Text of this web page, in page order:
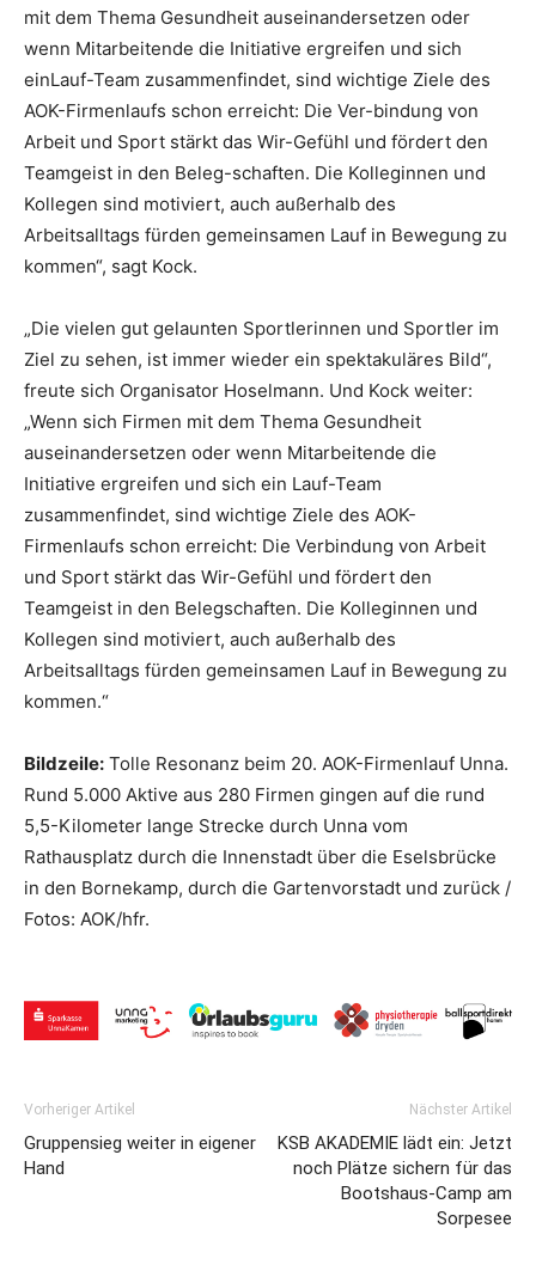
mit dem Thema Gesundheit auseinandersetzen oder
wenn Mitarbeitende die Initiative ergreifen und sich
einLauf-Team zusammenfindet, sind wichtige Ziele des
AOK-Firmenlaufs schon erreicht: Die Ver-bindung von
Arbeit und Sport stärkt das Wir-Gefühl und fördert den
Teamgeist in den Beleg-schaften. Die Kolleginnen und
Kollegen sind motiviert, auch außerhalb des
Arbeitsalltags fürden gemeinsamen Lauf in Bewegung zu
kommen“, sagt Kock.
„Die vielen gut gelaunten Sportlerinnen und Sportler im
Ziel zu sehen, ist immer wieder ein spektakuläres Bild“,
freute sich Organisator Hoselmann. Und Kock weiter:
„Wenn sich Firmen mit dem Thema Gesundheit
auseinandersetzen oder wenn Mitarbeitende die
Initiative ergreifen und sich ein Lauf-Team
zusammenfindet, sind wichtige Ziele des AOK-
Firmenlaufs schon erreicht: Die Verbindung von Arbeit
und Sport stärkt das Wir-Gefühl und fördert den
Teamgeist in den Belegschaften. Die Kolleginnen und
Kollegen sind motiviert, auch außerhalb des
Arbeitsalltags fürden gemeinsamen Lauf in Bewegung zu
kommen.“
Bildzeile: Tolle Resonanz beim 20. AOK-Firmenlauf Unna.
Rund 5.000 Aktive aus 280 Firmen gingen auf die rund
5,5-Kilometer lange Strecke durch Unna vom
Rathausplatz durch die Innenstadt über die Eselsbrücke
in den Bornekamp, durch die Gartenvorstadt und zurück /
Fotos: AOK/hfr.
Vorheriger Artikel
Gruppensieg weiter in eigener
Hand
Nächster Artikel
KSB AKADEMIE lädt ein: Jetzt
noch Plätze sichern für das
Bootshaus-Camp am
Sorpesee